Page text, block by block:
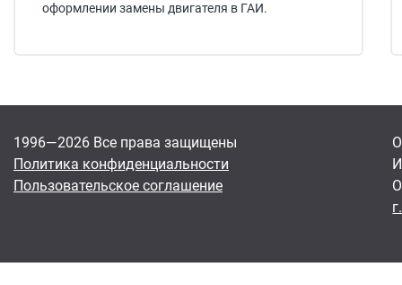
оформлении замены двигателя в ГАИ.
1996—2026 Все права защищены
Политика конфиденциальности
Пользовательское соглашение